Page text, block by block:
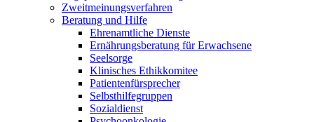
Zweitmeinungsverfahren
Beratung und Hilfe
Ehrenamtliche Dienste
Ernährungsberatung für Erwachsene
Seelsorge
Klinisches Ethikkomitee
Patientenfürsprecher
Selbsthilfegruppen
Sozialdienst